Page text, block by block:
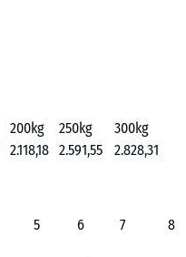
200kg 250kg
300kg
2.118,18 2.591,55 2.828,31
5 6 7
8